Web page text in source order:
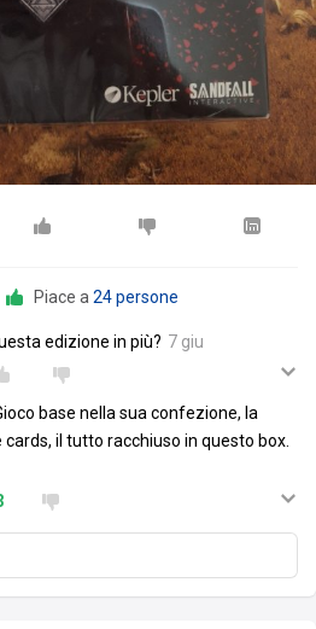
Piace a 24 persone
edizione in più? 7 giu
base nella sua confezione, la
il tutto racchiuso in questo box.